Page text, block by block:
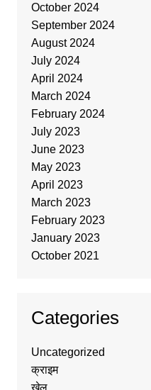
October 2024
September 2024
August 2024
July 2024
April 2024
March 2024
February 2024
July 2023
June 2023
May 2023
April 2023
March 2023
February 2023
January 2023
October 2021
Categories
Uncategorized
क्राइम
खेल